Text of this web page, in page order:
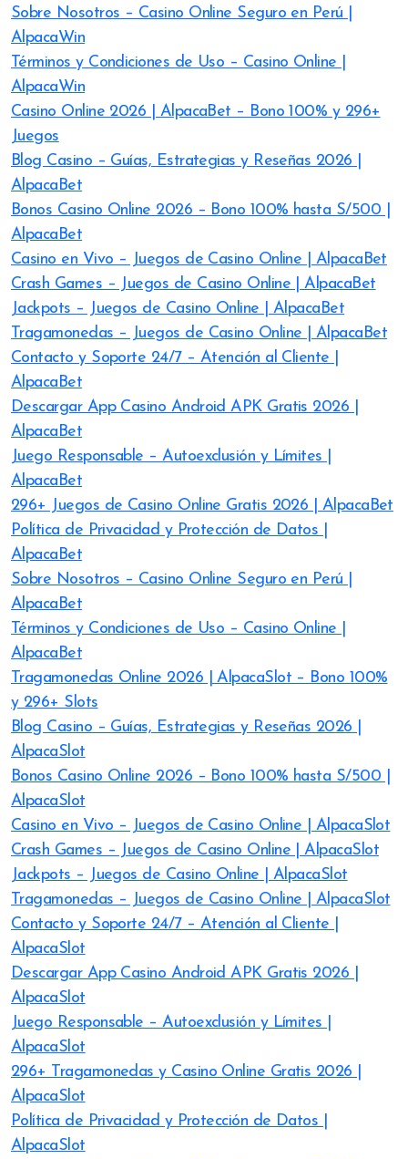
Sobre Nosotros – Casino Online Seguro en Perú |
AlpacaWin
Términos y Condiciones de Uso – Casino Online |
AlpacaWin
Casino Online 2026 | AlpacaBet – Bono 100% y 296+
Juegos
Blog Casino – Guías, Estrategias y Reseñas 2026 |
AlpacaBet
Bonos Casino Online 2026 – Bono 100% hasta S/500 |
AlpacaBet
Casino en Vivo – Juegos de Casino Online | AlpacaBet
Crash Games – Juegos de Casino Online | AlpacaBet
Jackpots – Juegos de Casino Online | AlpacaBet
Tragamonedas – Juegos de Casino Online | AlpacaBet
Contacto y Soporte 24/7 – Atención al Cliente |
AlpacaBet
Descargar App Casino Android APK Gratis 2026 |
AlpacaBet
Juego Responsable – Autoexclusión y Límites |
AlpacaBet
296+ Juegos de Casino Online Gratis 2026 | AlpacaBet
Política de Privacidad y Protección de Datos |
AlpacaBet
Sobre Nosotros – Casino Online Seguro en Perú |
AlpacaBet
Términos y Condiciones de Uso – Casino Online |
AlpacaBet
Tragamonedas Online 2026 | AlpacaSlot – Bono 100%
y 296+ Slots
Blog Casino – Guías, Estrategias y Reseñas 2026 |
AlpacaSlot
Bonos Casino Online 2026 – Bono 100% hasta S/500 |
AlpacaSlot
Casino en Vivo – Juegos de Casino Online | AlpacaSlot
Crash Games – Juegos de Casino Online | AlpacaSlot
Jackpots – Juegos de Casino Online | AlpacaSlot
Tragamonedas – Juegos de Casino Online | AlpacaSlot
Contacto y Soporte 24/7 – Atención al Cliente |
AlpacaSlot
Descargar App Casino Android APK Gratis 2026 |
AlpacaSlot
Juego Responsable – Autoexclusión y Límites |
AlpacaSlot
296+ Tragamonedas y Casino Online Gratis 2026 |
AlpacaSlot
Política de Privacidad y Protección de Datos |
AlpacaSlot